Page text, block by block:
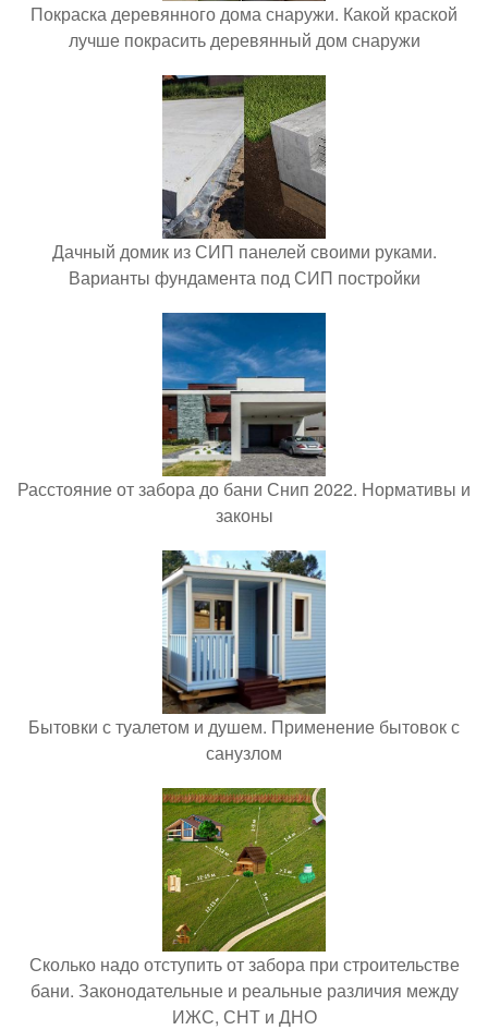
Покраска деревянного дома снаружи. Какой краской
лучше покрасить деревянный дом снаружи
Дачный домик из СИП панелей своими руками.
Варианты фундамента под СИП постройки
Расстояние от забора до бани Снип 2022. Нормативы и
законы
Бытовки с туалетом и душем. Применение бытовок с
санузлом
Сколько надо отступить от забора при строительстве
бани. Законодательные и реальные различия между
ИЖС, СНТ и ДНО